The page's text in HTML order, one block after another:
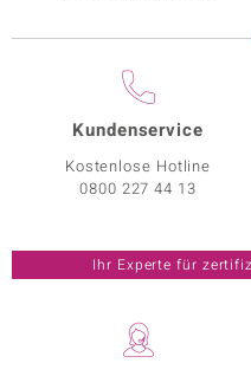
Kundenservice
Kostenlose Hotline
0800 227 44 13
Ihr Experte für